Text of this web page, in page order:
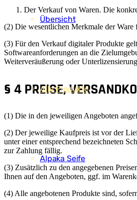
Übersicht
Alle Produkte
Alpaka Seife
Der Verkauf von Waren. Die
(2) Die wesentlichen Merkmale der
(3) Für den Verkauf digitaler Produkte
Softwareanforderungen an die
Weiterveräußerung oder
§ 4 PREISE,
(1) Die in den jeweiligen Angeboten
(2) Der jeweilige Kaufpreis ist vor der
unter einer entsprechend bezeichneten
zur Zahlung fällig.
(3) Zusätzlich zu den angegebenen
Ihnen auf den Angeboten, ggf. im
(4) Alle angebotenen Produkte sind,